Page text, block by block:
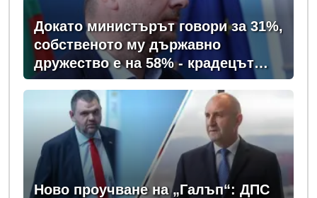
Докато министърът говори за 31%,
собственото му държавно
дружество е на 58% - крадецът
вика дръжте крадеца
Ново проучване на „Галъп“: ДПС